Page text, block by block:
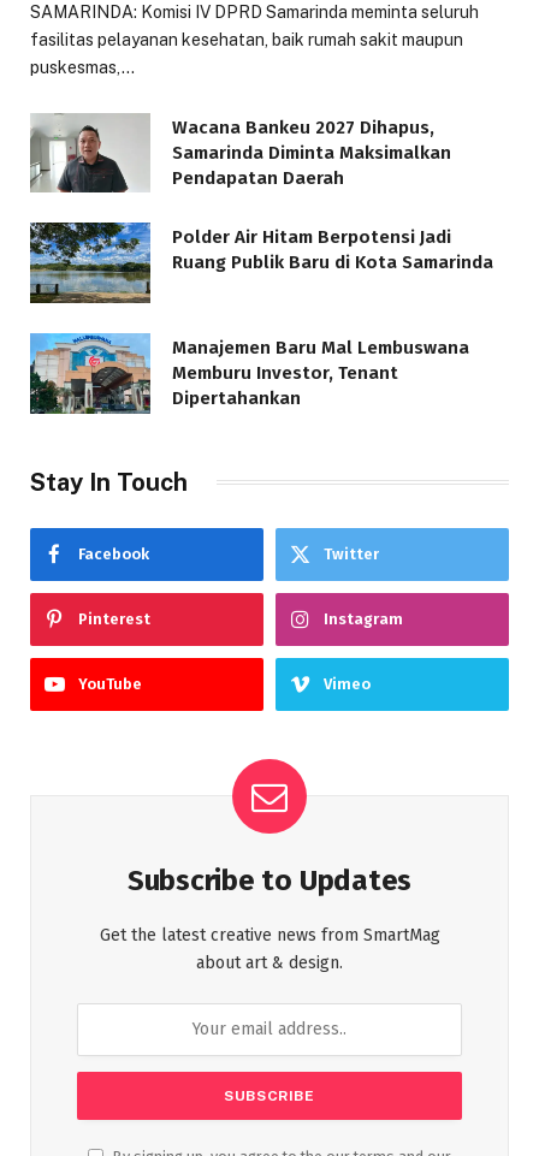
SAMARINDA: Komisi IV DPRD Samarinda meminta seluruh
fasilitas pelayanan kesehatan, baik rumah sakit maupun
puskesmas,…
Wacana Bankeu 2027 Dihapus,
Samarinda Diminta Maksimalkan
Pendapatan Daerah
Polder Air Hitam Berpotensi Jadi
Ruang Publik Baru di Kota Samarinda
Manajemen Baru Mal Lembuswana
Memburu Investor, Tenant
Dipertahankan
Stay In Touch
Facebook Twitter
Pinterest Instagram
YouTube Vimeo
Subscribe to Updates
Get the latest creative news from SmartMag
about art & design.